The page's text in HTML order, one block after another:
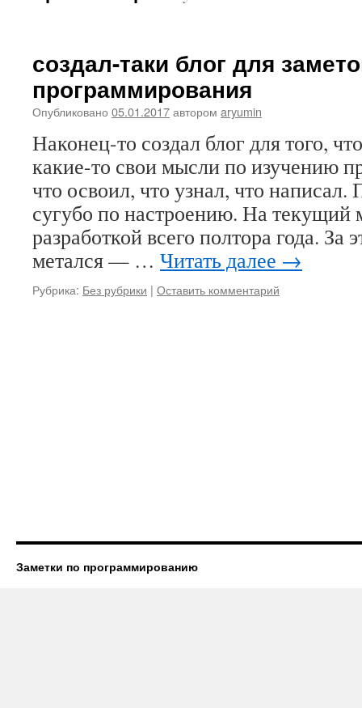
создал-таки блог для
программирования
Опубликовано 05.01.2017автором aryumin
Наконец-то создал блог для того,
какие-то свои мысли по изучению
что освоил, что узнал, что написал.
сугубо по настроению. На текущий
разработкой всего полтора года. За
метался — … Читать далее →
Рубрика: Без рубрики | Оставить комментарий
Заметки по программированию